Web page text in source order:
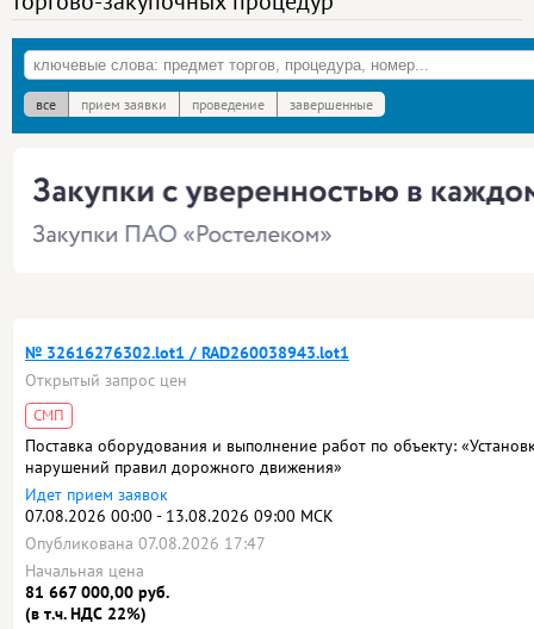
все прием заявки проведение завершенные
№ 32616276302.lot1 / RAD260038943.lot1
Открытый запрос цен
СМП
Поставка оборудования и выполнение работ по объекту:
нарушений правил дорожного движения»
Идет прием заявок
07.08.2026 00:00 - 13.08.2026 09:00 МСК
Опубликована 07.08.2026 17:47
Начальная цена
81 667 000,00 руб.
(в т.ч. НДС 22%)